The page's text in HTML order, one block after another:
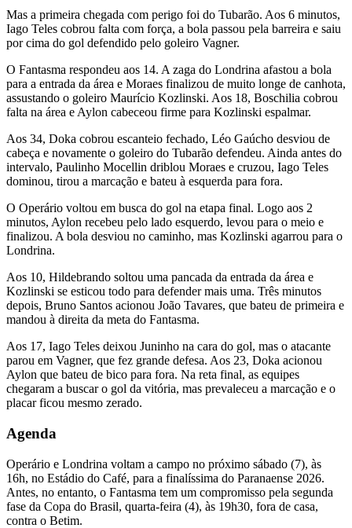
Mas a primeira chegada com perigo foi do Tubarão. Aos 6 minutos,
Iago Teles cobrou falta com força, a bola passou pela barreira e saiu
por cima do gol defendido pelo goleiro Vagner.
O Fantasma respondeu aos 14. A zaga do Londrina afastou a bola
para a entrada da área e Moraes finalizou de muito longe de canhota,
assustando o goleiro Maurício Kozlinski. Aos 18, Boschilia cobrou
falta na área e Aylon cabeceou firme para Kozlinski espalmar.
Aos 34, Doka cobrou escanteio fechado, Léo Gaúcho desviou de
cabeça e novamente o goleiro do Tubarão defendeu. Ainda antes do
intervalo, Paulinho Mocellin driblou Moraes e cruzou, Iago Teles
dominou, tirou a marcação e bateu à esquerda para fora.
O Operário voltou em busca do gol na etapa final. Logo aos 2
minutos, Aylon recebeu pelo lado esquerdo, levou para o meio e
finalizou. A bola desviou no caminho, mas Kozlinski agarrou para o
Londrina.
Aos 10, Hildebrando soltou uma pancada da entrada da área e
Kozlinski se esticou todo para defender mais uma. Três minutos
depois, Bruno Santos acionou João Tavares, que bateu de primeira e
mandou à direita da meta do Fantasma.
Aos 17, Iago Teles deixou Juninho na cara do gol, mas o atacante
parou em Vagner, que fez grande defesa. Aos 23, Doka acionou
Aylon que bateu de bico para fora. Na reta final, as equipes
chegaram a buscar o gol da vitória, mas prevaleceu a marcação e o
placar ficou mesmo zerado.
Agenda
Operário e Londrina voltam a campo no próximo sábado (7), às
16h, no Estádio do Café, para a finalíssima do Paranaense 2026.
Antes, no entanto, o Fantasma tem um compromisso pela segunda
fase da Copa do Brasil, quarta-feira (4), às 19h30, fora de casa,
contra o Betim.